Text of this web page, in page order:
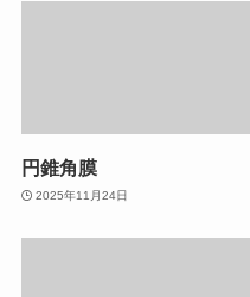
円錐角膜
2025年11月24日